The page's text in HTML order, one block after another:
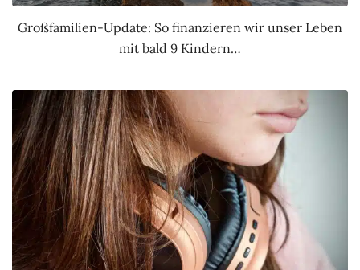
Großfamilien-Update: So finanzieren wir unser Leben
mit bald 9 Kindern…